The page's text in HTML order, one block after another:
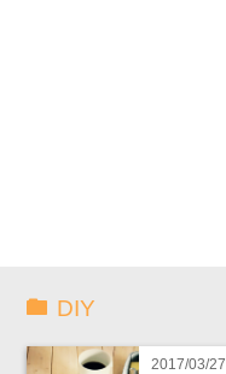
DIY
2017/03/27